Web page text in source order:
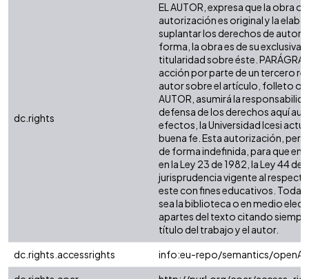
dc.rights
EL AUTOR, expresa que la obra
autorización es original y la
suplantar los derechos de autor
forma, la obra es de su exclusiva
titularidad sobre éste.
acción por parte de un tercero
autor sobre el artículo, folleto o
AUTOR, asumirá la
defensa de los derechos aquí
efectos, la Universidad Icesi
buena fe. Esta autorización,
de forma indefinida, para que
en la Ley 23 de 1982, la Ley 44 de
jurisprudencia vigente al
este con fines educativos. Toda
sea la biblioteca o en medio
apartes del texto citando
título del trabajo y el autor.
dc.rights.accessrights
info:eu-repo/semantics/